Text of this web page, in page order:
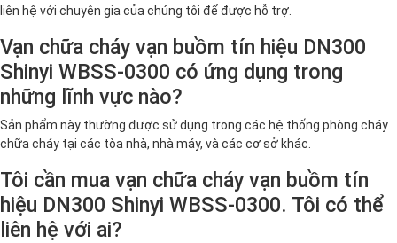
liên hệ với chuyên gia của chúng tôi để được hỗ trợ.
Vạn chữa cháy vạn buồm tín hiệu DN300
Shinyi WBSS-0300 có ứng dụng trong
những lĩnh vực nào?
Sản phẩm này thường được sử dụng trong các hệ thống phòng cháy
chữa cháy tại các tòa nhà, nhà máy, và các cơ sở khác.
Tôi cần mua vạn chữa cháy vạn buồm tín
hiệu DN300 Shinyi WBSS-0300. Tôi có thể
liên hệ với ai?